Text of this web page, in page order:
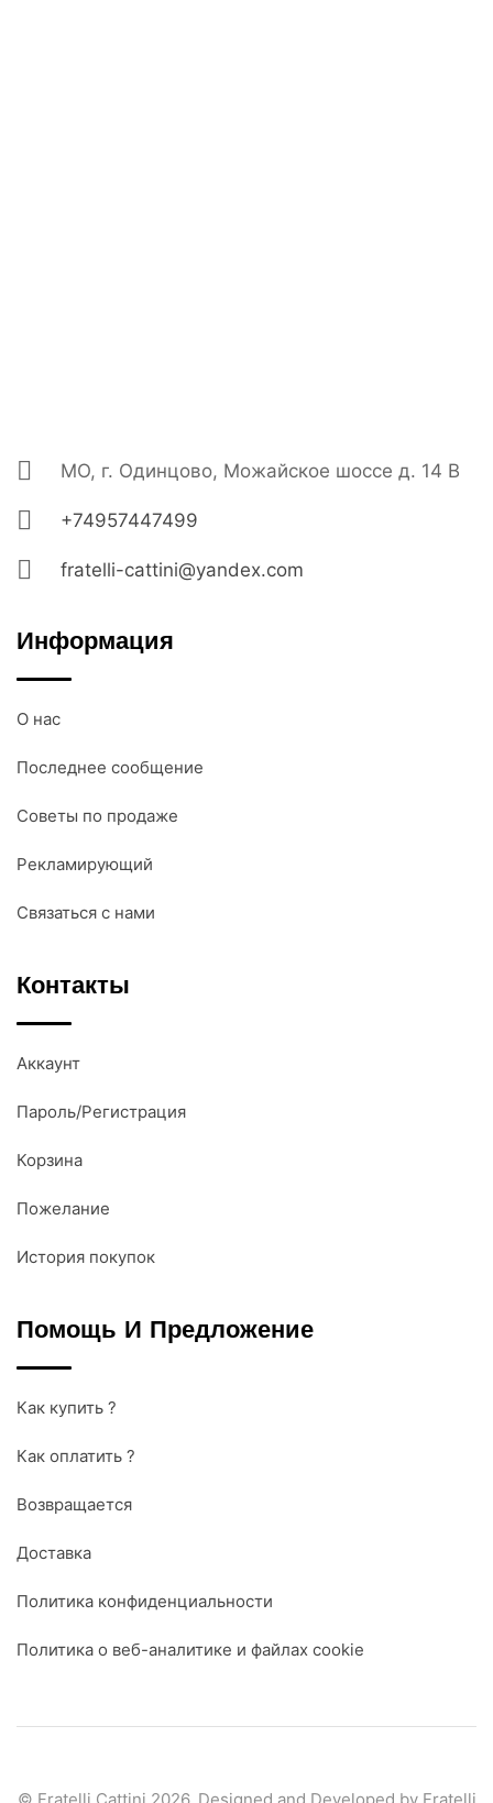
МО, г. Одинцово, Можайское шоссе д. 14 В
+74957447499
fratelli-cattini@yandex.com
Информация
О нас
Последнее сообщение
Советы по продаже
Рекламирующий
Связаться с нами
Контакты
Аккаунт
Пароль/Регистрация
Корзина
Пожелание
История покупок
Помощь И Предложение
Как купить ?
Как оплатить ?
Возвращается
Доставка
Политика конфиденциальности
Политика о веб-аналитике и файлах cookie